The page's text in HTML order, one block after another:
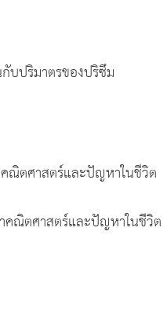
บปริมาตรของปริซึม
ณิตศาสตร์และปัญหาในชีวิต
ณิตศาสตร์และปัญหาในชีวิต